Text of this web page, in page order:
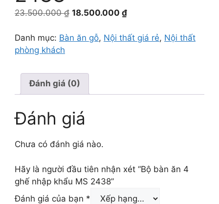
23.500.000₫ Giá
là:
18.500.000 ₫Giá
tại
Danh mục: Bàn ăn gỗ, Nội thất giá rẻ, Nội thất
phòng khách
Đánh giá (0)
Đánh giá
Chưa có đánh giá nào.
Hãy là người đầu tiên nhận xét “Bộ bàn ăn 4
ghế nhập khẩu MS 2438”
Đánh giá của bạn *